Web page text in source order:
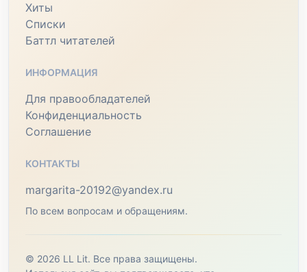
Хиты
Списки
Баттл читателей
ИНФОРМАЦИЯ
Для правообладателей
Конфиденциальность
Соглашение
КОНТАКТЫ
margarita-20192@yandex.ru
По всем вопросам и обращениям.
© 2026 LL Lit. Все права защищены.